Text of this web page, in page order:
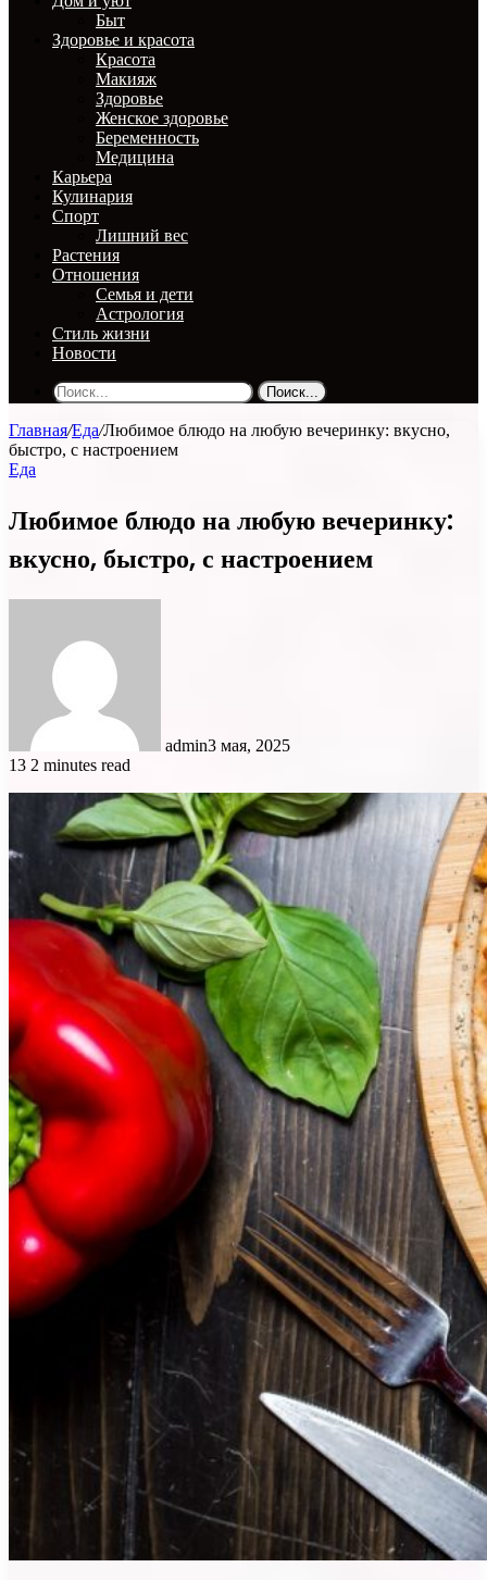
Быт
Здоровье и красота
Красота
Макияж
Здоровье
Женское здоровье
Беременность
Медицина
Карьера
Кулинария
Спорт
Лишний вес
Растения
Отношения
Семья и дети
Астрология
Стиль жизни
Новости
Поиск...
Главная/Еда/Любимое блюдо на любую вечеринку: вкусно,
быстро, с настроением
Еда
Любимое блюдо на любую вечеринку:
вкусно, быстро, с настроением
admin3 мая, 2025
13 2 minutes read